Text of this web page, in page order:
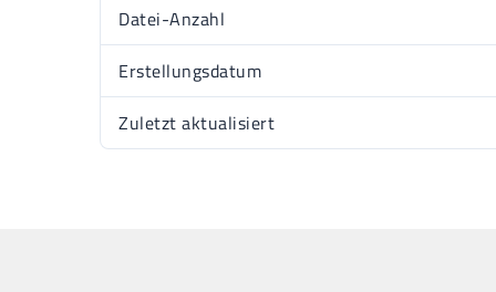
Datei-Anzahl
Erstellungsdatum
Zuletzt aktualisiert